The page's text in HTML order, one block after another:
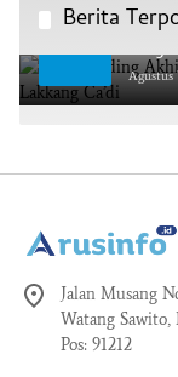
Berita
1
AAS
Agustus
Jalan Musang
Watang Sawito,
Pos: 91212